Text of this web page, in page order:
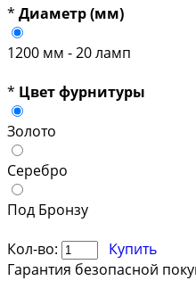
* Диаметр (мм)
1200 мм - 20 ламп
* Цвет фурнитуры
Золото
Серебро
Под Бронзу
Кол-во:
Купить
Гарантия безопасной